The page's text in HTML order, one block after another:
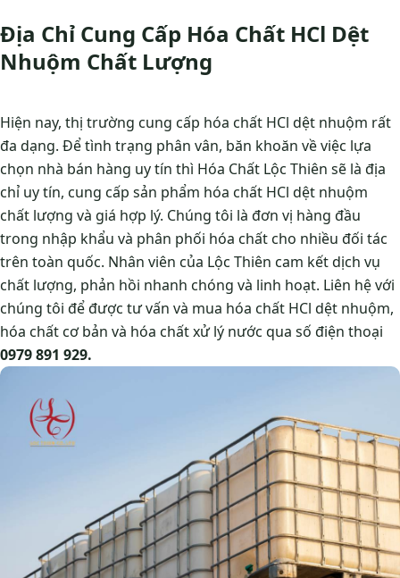
Địa Chỉ Cung Cấp Hóa Chất HCl Dệt
Nhuộm Chất Lượng
Hiện nay, thị trường cung cấp hóa chất HCl dệt nhuộm rất
đa dạng. Để tình trạng phân vân, băn khoăn về việc lựa
chọn nhà bán hàng uy tín thì Hóa Chất Lộc Thiên sẽ là địa
chỉ uy tín, cung cấp sản phẩm hóa chất HCl dệt nhuộm
chất lượng và giá hợp lý. Chúng tôi là đơn vị hàng đầu
trong nhập khẩu và phân phối hóa chất cho nhiều đối tác
trên toàn quốc. Nhân viên của Lộc Thiên cam kết dịch vụ
chất lượng, phản hồi nhanh chóng và linh hoạt. Liên hệ với
chúng tôi để được tư vấn và mua hóa chất HCl dệt nhuộm,
hóa chất cơ bản và hóa chất xử lý nước qua số điện thoại
0979 891 929.